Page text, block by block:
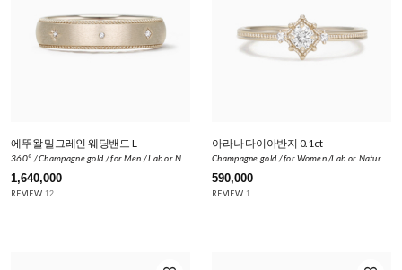
에뚜왈 밀그레인 웨딩밴드 L
1,640,000
REVIEW 12
아라나 다이아반지 0.1ct
590,000
REVIEW 1